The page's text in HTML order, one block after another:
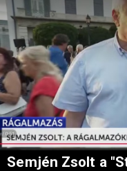
Semjén Zsolt a